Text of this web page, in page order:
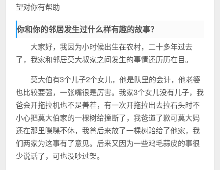
望对你有帮助
你和你的邻居发生过什么样有趣的故事？
大家好，我因为小时候出生在农村，二十多年过去
了，我家和邻居莫大叔家之间发生的事情还历历在目。
莫大伯有3个儿子2个女儿，他是队里的会计，他老婆
也比较要强，一张嘴很是厉害。我家3个女儿没有儿子，我
爸会开拖拉机也不是善茬，有一次开拖拉出去拉石头时不
小心把莫大伯家的一棵树给撞断了，我爸道了歉可莫大妈
还在那里喋喋不休，我爸后来放了一棵树赔给了他家，我
们两家为这事有了意见。后来又因为一些鸡毛蒜皮的事很
少说话了，可也没吵过架。